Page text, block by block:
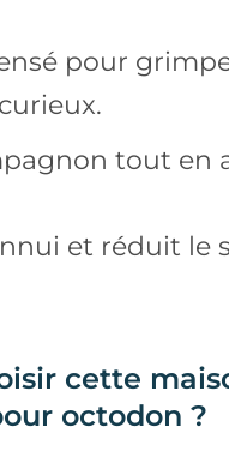
pour
tout en
et réduit le
cette
octodon ?